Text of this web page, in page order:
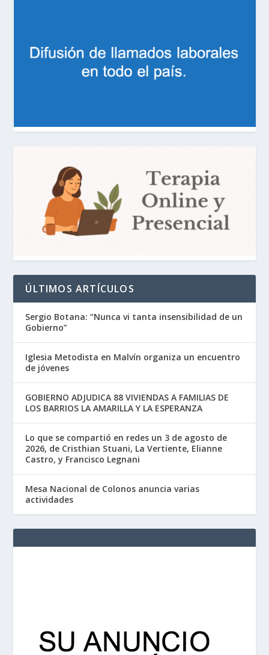
ÚLTIMOS ARTÍCULOS
Sergio Botana: “Nunca vi tanta insensibilidad de un
Gobierno”
Iglesia Metodista en Malvín organiza un encuentro
de jóvenes
GOBIERNO ADJUDICA 88 VIVIENDAS A FAMILIAS DE
LOS BARRIOS LA AMARILLA Y LA ESPERANZA
Lo que se compartió en redes un 3 de agosto de
2026, de Cristhian Stuani, La Vertiente, Elianne
Castro, y Francisco Legnani
Mesa Nacional de Colonos anuncia varias
actividades